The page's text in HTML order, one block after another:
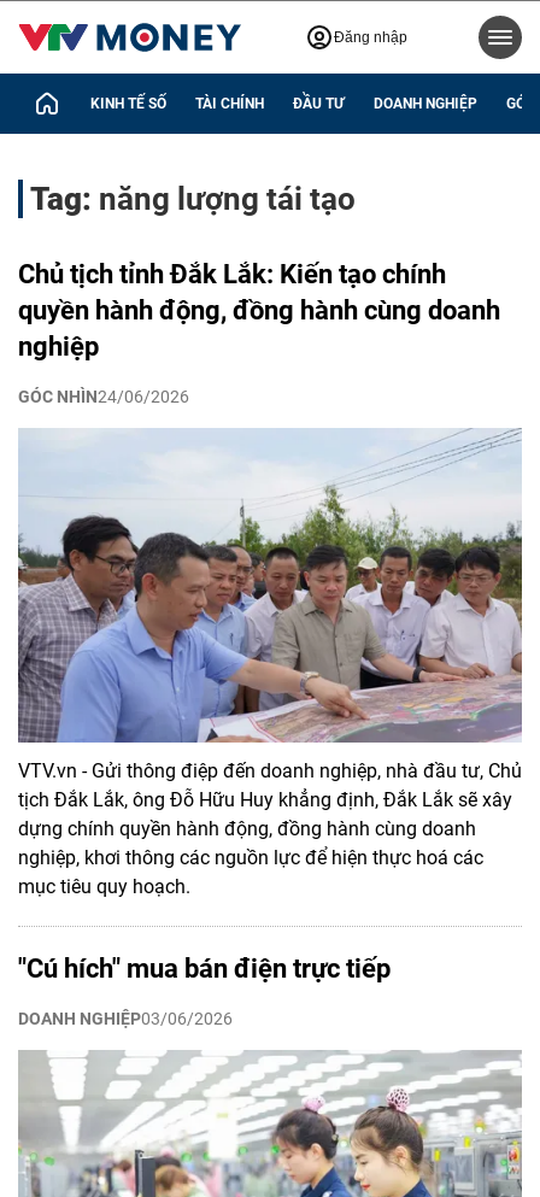
Đăng nhập
KINH TẾ SỐ TÀI CHÍNH ĐẦU TƯ DOANH NGHIỆP GÓC
Tag: năng lượng tái tạo
Chủ tịch tỉnh Đắk Lắk: Kiến tạo chính
quyền hành động, đồng hành cùng doanh
nghiệp
GÓC NHÌN24/06/2026
VTV.vn - Gửi thông điệp đến doanh nghiệp, nhà đầu tư, Chủ
tịch Đắk Lắk, ông Đỗ Hữu Huy khẳng định, Đắk Lắk sẽ xây
dựng chính quyền hành động, đồng hành cùng doanh
nghiệp, khơi thông các nguồn lực để hiện thực hoá các
mục tiêu quy hoạch.
"Cú hích" mua bán điện trực tiếp
DOANH NGHIỆP03/06/2026